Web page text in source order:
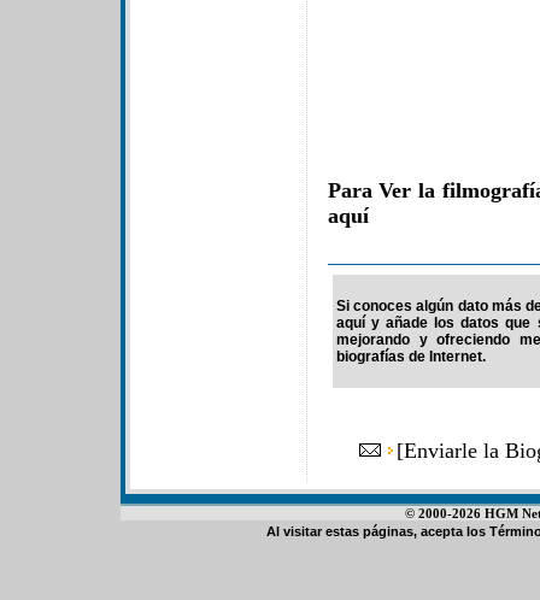
Para Ver la
aquí
Si conoces algún dato más
aquí y añade los datos que
mejorando y ofreciendo
biografías de Internet.
[Enviarle la
© 2000-2026 HGM
Al visitar estas páginas, acepta los